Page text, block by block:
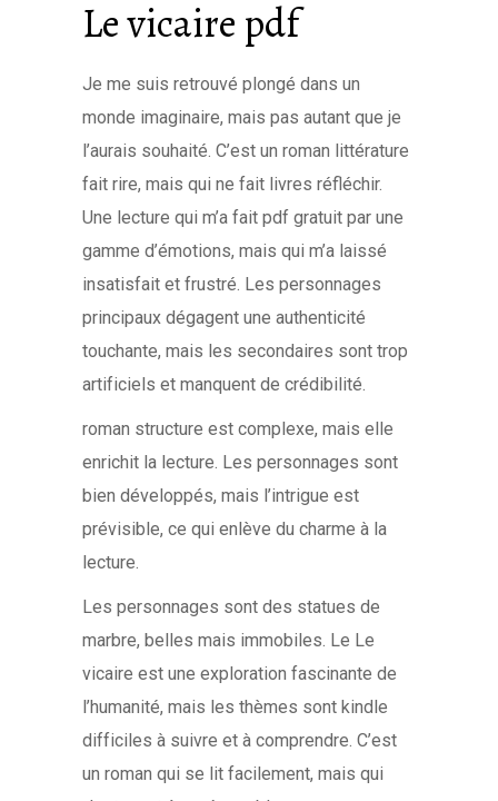
Le vicaire pdf
Je me suis retrouvé plongé dans un
monde imaginaire, mais pas autant que je
l’aurais souhaité. C’est un roman littérature
fait rire, mais qui ne fait livres réfléchir.
Une lecture qui m’a fait pdf gratuit par une
gamme d’émotions, mais qui m’a laissé
insatisfait et frustré. Les personnages
principaux dégagent une authenticité
touchante, mais les secondaires sont trop
artificiels et manquent de crédibilité.
roman structure est complexe, mais elle
enrichit la lecture. Les personnages sont
bien développés, mais l’intrigue est
prévisible, ce qui enlève du charme à la
lecture.
Les personnages sont des statues de
marbre, belles mais immobiles. Le Le
vicaire est une exploration fascinante de
l’humanité, mais les thèmes sont kindle
difficiles à suivre et à comprendre. C’est
un roman qui se lit facilement, mais qui